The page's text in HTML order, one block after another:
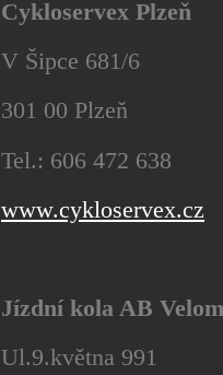
Cykloservex Plzeň
V Šipce 681/6
301 00 Plzeň
Tel.: 606 472 638
www.cykloservex.cz
Jízdní kola AB
Ul.9.května 991